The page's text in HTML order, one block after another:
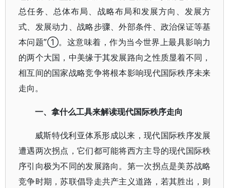
总任务、总体布局、战略布局和发展方向、发展方
式、发展动力、战略步骤、外部条件、政治保证等基
本问题”①。这意味着，作为当今世界上最具影响力
的两个大国，中美缘于其发展路向之性质显着不同，
相互间的国家战略竞争将根本影响现代国际秩序未来
走向。
一、拿什么工具来解读现代国际秩序走向
威斯特伐利亚体系形成以来，现代国际秩序发展
遭遇两次拐点，它们都可能将西方主导的现代国际秩
序引向极为不同的发展路向。第一次拐点是美苏战略
竞争时期，苏联倡导走共产主义道路，若其胜出，则